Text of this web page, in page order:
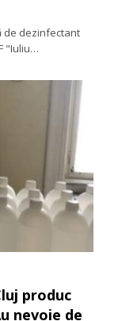
de dezinfectant
"Iuliu…
produc
nevoie de